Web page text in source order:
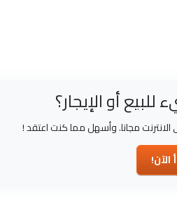
أو الإيجار؟
الانترنت مجانا. وأسهل مما كنت اعتقد !
الآن!